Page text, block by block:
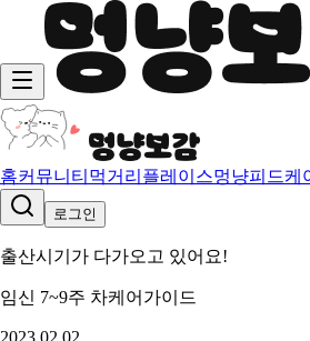
홈커뮤니티 먹거리 플레이스멍냥피드케
로그인
출산시기가 다가오고 있어요!
임신 7~9주 차케어가이드
2023.02.02